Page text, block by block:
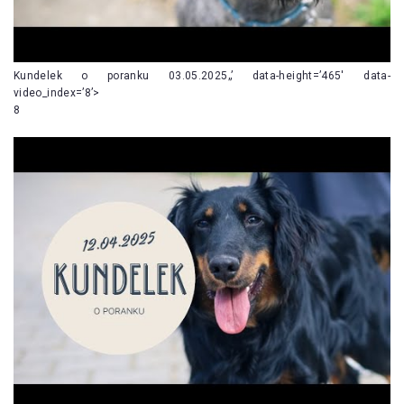
Kundelek o poranku 03.05.2025„’ data-height=’465′ data-
video_index=’8’>
8